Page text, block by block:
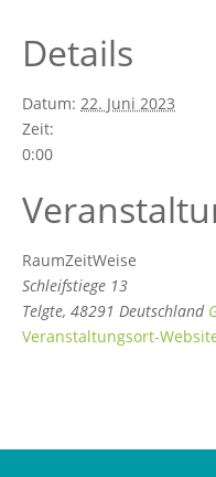
Details
Datum: 22. Juni 2023
Zeit:
0:00
RaumZeitWeise
Schleifstiege 13
Telgte, 48291 Deutschland
Veranstaltungsort-